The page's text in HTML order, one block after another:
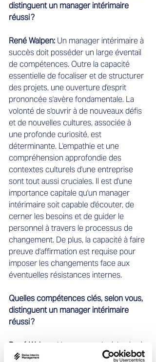
distinguent un manager intérimaire
réussi ?
René Walpen: Un manager intérimaire à
succès doit posséder un large éventail
de compétences. Outre la capacité
essentielle de focaliser et de structurer
des projets, une ouverture d'esprit
prononcée s'avère fondamentale. La
volonté de s'ouvrir à de nouveaux défis
et de nouvelles cultures, associée à
une profonde curiosité, est
déterminante. L'empathie et une
compréhension approfondie des
contextes culturels d'une entreprise
sont tout aussi cruciales. Il est d'une
importance capitale qu'un manager
intérimaire soit capable d'écouter, de
cerner les besoins et de guider le
personnel à travers le processus de
changement. De plus, la capacité à faire
preuve d'affirmation est requise pour
imposer les changements face aux
éventuelles résistances internes.
Quelles compétences clés, selon vous,
distinguent un manager intérimaire
réussi ?
René Walpen:
Un manager intérimaire à
succès doit posséder un large éventail